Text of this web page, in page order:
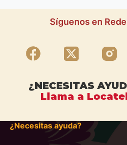
Síguenos en
¿NECESITAS
Llama a
¿Necesitas ayuda?